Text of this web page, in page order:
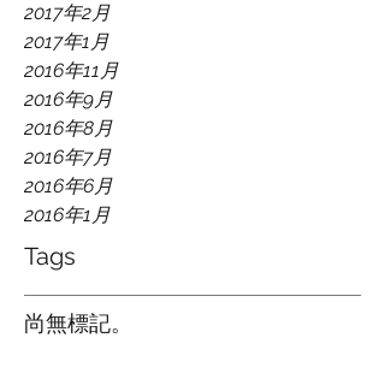
2017年2月
2017年1月
2016年11月
2016年9月
2016年8月
2016年7月
2016年6月
2016年1月
Tags
尚無標記。